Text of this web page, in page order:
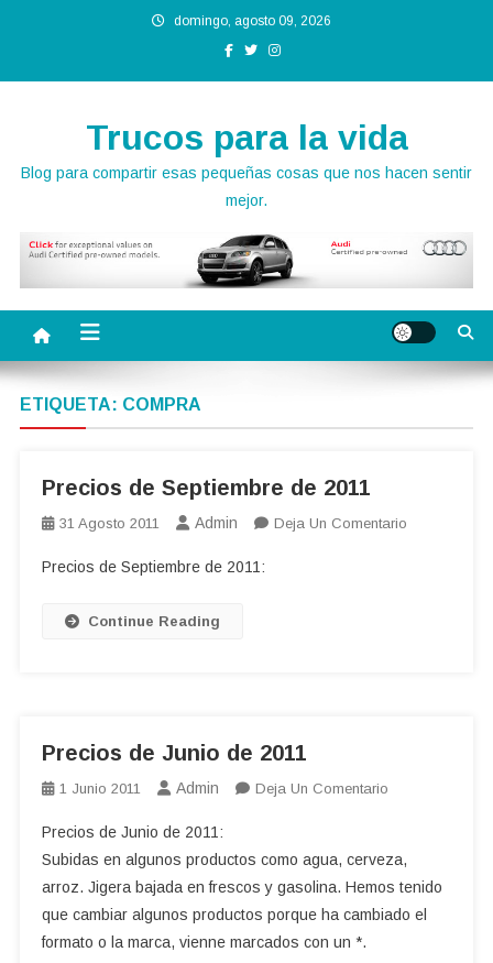
domingo, agosto 09, 2026
Trucos para la vida
Blog para compartir esas pequeñas cosas que nos hacen sentir
mejor.
ETIQUETA: COMPRA
Precios de Septiembre de 2011
31 Agosto 2011 Admin Deja Un ComentarioEn
Precios de Septiembre de 2011:
Continue Reading
Precios de Junio de 2011
1 Junio 2011 Admin Deja Un ComentarioEn
Junio
De
2011
Precios de Junio de 2011:
Subidas en algunos productos como agua, cerveza,
arroz. Jigera bajada en frescos y gasolina. Hemos tenido
que cambiar algunos productos porque ha cambiado el
formato o la marca, vienne marcados con un *.